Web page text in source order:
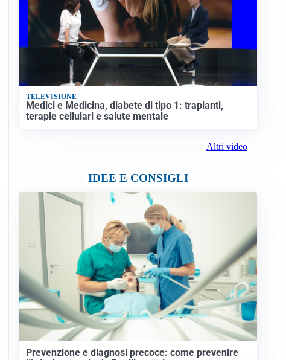
TELEVISIONE
Medici e Medicina, diabete di tipo 1: trapianti,
terapie cellulari e salute mentale
Altri video
IDEE E CONSIGLI
Prevenzione e diagnosi precoce: come prevenire